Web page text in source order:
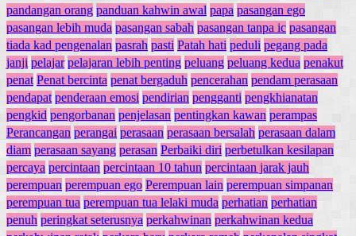
pandangan orang panduan kahwin awal papa pasangan ego
pasangan lebih muda pasangan sabah pasangan tanpa ic pasangan
tiada kad pengenalan pasrah pasti Patah hati peduli pegang pada
janji pelajar pelajaran lebih penting peluang peluang kedua penakut
penat Penat bercinta penat bergaduh pencerahan pendam perasaan
pendapat penderaan emosi pendirian pengganti pengkhianatan
pengkid pengorbanan penjelasan pentingkan kawan perampas
Perancangan perangai perasaan perasaan bersalah perasaan dalam
diam perasaan sayang perasan Perbaiki diri perbetulkan kesilapan
percaya percintaan percintaan 10 tahun percintaan jarak jauh
perempuan perempuan ego Perempuan lain perempuan simpanan
perempuan tua perempuan tua lelaki muda perhatian perhatian
penuh peringkat seterusnya perkahwinan perkahwinan kedua